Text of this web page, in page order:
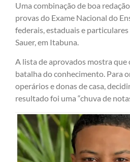
Uma combinação de boa
provas do Exame Nacional do
federais, estaduais e
Sauer, em Itabuna.
A lista de aprovados mostra que
batalha do conhecimento. Para
operários e donas de casa,
resultado foi uma “chuva de